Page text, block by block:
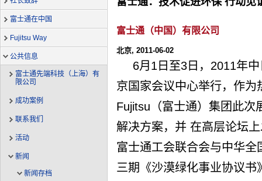
富士通在中国
Fujitsu Way
公共信息
富士通先端科技（上海）有
限公司
成功案例
联系我们
活动
新闻
新闻存档
富士通（中国）有限公司
北京, 2011-06-02
6月1日至3日，2011年
京国家会议中心举行，作
Fujitsu（富士通）集团此次
解决方案，并 在高层论坛
富士通工会联合会与中华
三期《沙漠绿化事业协议